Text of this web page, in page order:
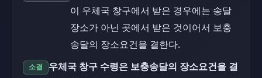
이 우체국 창구에서 받은 경우에는 송달
장소가 아닌 곳에서 받은 것이어서 보충
송달의 장소요건을 결한다.
소결
우체국 창구 수령은 보충송달의 장소요건을 결